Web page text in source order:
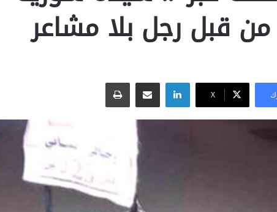
قبل رجل بلا مشاعر
‫X
لينكدإنمشاركة عبر البريد طباعة